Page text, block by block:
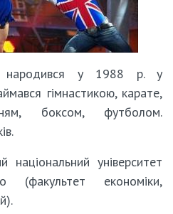
народився у 1988 р. у
гімнастикою, карате,
боксом, футболом.
національний університет
(факультет економіки,